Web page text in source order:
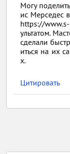
Могу
ис Мерседес
https://www.s-
ультатом.
сделали
иться на их
х.
Цитировать